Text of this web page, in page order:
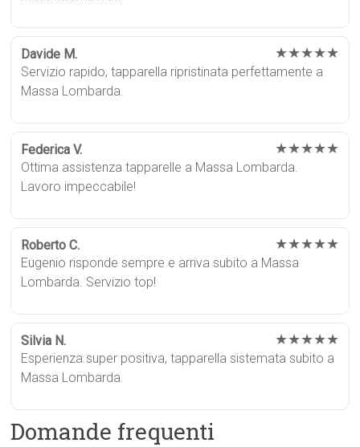
Davide M. ★★★★★
Servizio rapido, tapparella ripristinata perfettamente a
Massa Lombarda.
Federica V. ★★★★★
Ottima assistenza tapparelle a Massa Lombarda.
Lavoro impeccabile!
Roberto C. ★★★★★
Eugenio risponde sempre e arriva subito a Massa
Lombarda. Servizio top!
Silvia N. ★★★★★
Esperienza super positiva, tapparella sistemata subito a
Massa Lombarda.
Domande frequenti